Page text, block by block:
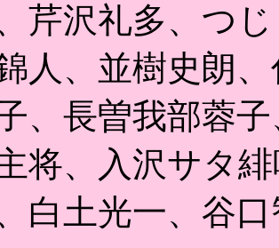
芹沢礼多、つ
人、並樹史朗
、長曽我部蓉
将、入沢サタ
白土光一、谷